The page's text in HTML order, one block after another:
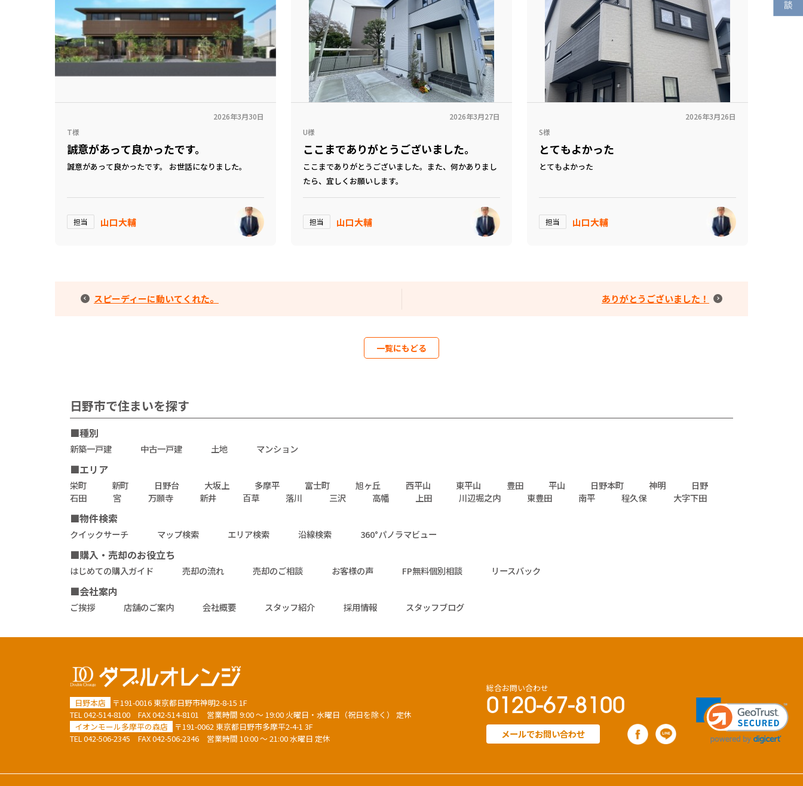
2026年3月30日
T様
誠意があって良かったです。
誠意があって良かったです。 お世話になりました。
担当 山口大輔
2026年3月27日
U様
ここまでありがとうございました。
ここまでありがとうございました。また、何かありまし
たら、宜しくお願いします。
担当 山口大輔
2026年3月26日
S様
とてもよかった
とてもよかった
担当 山口大輔
スピーディーに動いてくれた。 ありがとうございました！
一覧にもどる
日野市で住まいを探す
■種別
新築一戸建 中古一戸建 土地 マンション
■エリア
栄町 新町 日野台 大坂上 多摩平 富士町 旭ヶ丘 西平山 東平山 豊田 平山 日野本町 神明
日野
石田
宮 万願寺 新井 百草 落川 三沢 高幡 上田 川辺堀之内 東豊田 南平 程久保 大字下田
■物件検索
クイックサーチ マップ検索 エリア検索 沿線検索 360°パノラマビュー
■購入・売却のお役立ち
はじめての購入ガイド 売却の流れ 売却のご相談 お客様の声 FP無料個別相談 リースバック
■会社案内
ご挨拶 店舗のご案内 会社概要 スタッフ紹介 採用情報 スタッフブログ
日野本店
〒191-0016 東京都日野市神明2-8-15 1F
TEL 042-514-8100 FAX 042-514-8101 営業時間 9:00 ～ 19:00 火曜日・水曜日（祝日を除く） 定休
イオンモール多摩平の森店
〒191-0062 東京都日野市多摩平2-4-1 3F
TEL 042-506-2345 FAX 042-506-2346 営業時間 10:00 ～ 21:00 水曜日 定休
総合お問い合わせ
0120-67-8100
メールでお問い合わせ